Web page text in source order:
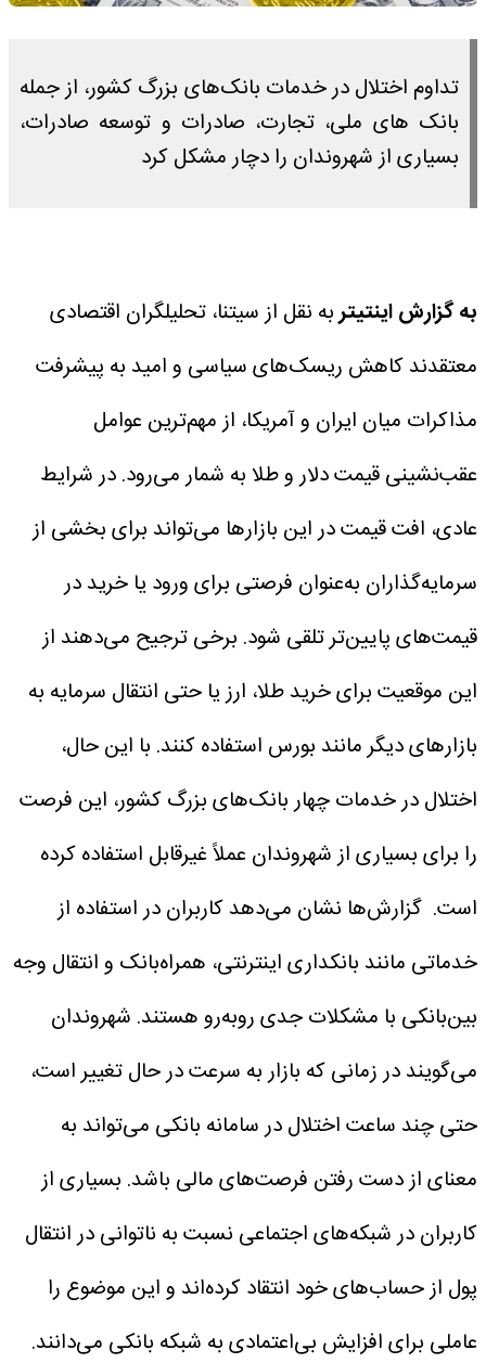
تداوم اختلال در خدمات بانک‌های بزرگ کشور، از جمله
بانک های ملی، تجارت، صادرات و توسعه صادرات،
بسیاری از شهروندان را دچار مشکل کرد
به گزارش اینتیتربه نقل از سیتنا، تحلیلگران اقتصادی
معتقدند کاهش ریسک‌های سیاسی و امید به پیشرفت
مذاکرات میان ایران و آمریکا، از مهم‌ترین عوامل
عقب‌نشینی قیمت دلار و طلا به شمار می‌رود.در شرایط
عادی، افت قیمت در این بازارها می‌تواند برای بخشی از
سرمایه‌گذاران به‌عنوان فرصتی برای ورود یا خرید در
قیمت‌های پایین‌تر تلقی شود. برخی ترجیح می‌دهند از
این موقعیت برای خرید طلا، ارز یا حتی انتقال سرمایه به
بازارهای دیگر مانند بورس استفاده کنند. با این حال،
اختلال در خدمات چهار بانک‌های بزرگ کشور، این فرصت
را برای بسیاری از شهروندان عملاً غیرقابل استفاده کرده
است. گزارش‌ها نشان می‌دهد کاربران در استفاده از
خدماتی مانند بانکداری اینترنتی، همراه‌بانک و انتقال وجه
بین‌بانکی با مشکلات جدی روبه‌رو هستند. شهروندان
می‌گویند در زمانی که بازار به سرعت در حال تغییر است،
حتی چند ساعت اختلال در سامانه بانکی می‌تواند به
معنای از دست رفتن فرصت‌های مالی باشد. بسیاری از
کاربران در شبکه‌های اجتماعی نسبت به ناتوانی در انتقال
پول از حساب‌های خود انتقاد کرده‌اند و این موضوع را
عاملی برای افزایش بی‌اعتمادی به شبکه بانکی می‌دانند.